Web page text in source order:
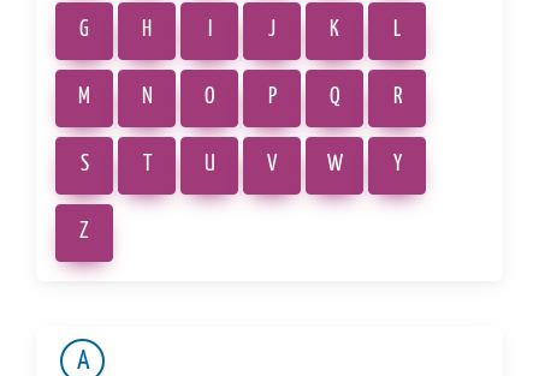
G H J K L
M N O P Q R
S T U V W Y
Z
A